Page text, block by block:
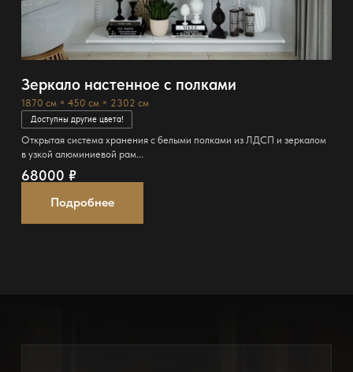
Зеркало настенное с полками
1870 см × 450 см × 2302 см
Доступны другие цвета!
Открытая система хранения c белыми полками из ЛДСП и зеркалом
в узкой алюминиевой рам...
68000 ₽
Подробнее